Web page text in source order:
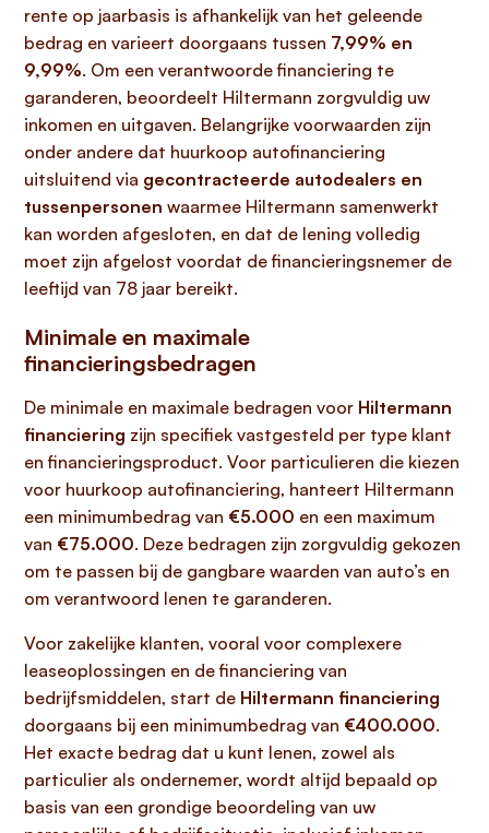
rente op jaarbasis is afhankelijk van het geleende
bedrag en varieert doorgaans tussen 7,99% en
9,99%. Om een verantwoorde financiering te
garanderen, beoordeelt Hiltermann zorgvuldig uw
inkomen en uitgaven. Belangrijke voorwaarden zijn
onder andere dat huurkoop autofinanciering
uitsluitend via gecontracteerde autodealers en
tussenpersonen waarmee Hiltermann samenwerkt
kan worden afgesloten, en dat de lening volledig
moet zijn afgelost voordat de financieringsnemer de
leeftijd van 78 jaar bereikt.
Minimale en maximale
financieringsbedragen
De minimale en maximale bedragen voor Hiltermann
financiering zijn specifiek vastgesteld per type klant
en financieringsproduct. Voor particulieren die kiezen
voor huurkoop autofinanciering, hanteert Hiltermann
een minimumbedrag van €5.000 en een maximum
van €75.000. Deze bedragen zijn zorgvuldig gekozen
om te passen bij de gangbare waarden van auto’s en
om verantwoord lenen te garanderen.
Voor zakelijke klanten, vooral voor complexere
leaseoplossingen en de financiering van
bedrijfsmiddelen, start de Hiltermann financiering
doorgaans bij een minimumbedrag van €400.000.
Het exacte bedrag dat u kunt lenen, zowel als
particulier als ondernemer, wordt altijd bepaald op
basis van een grondige beoordeling van uw